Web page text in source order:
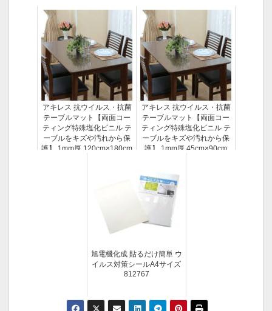
アキレス 抗ウイルス・抗菌
テーブルマット【両面コー
ティング特殊塩化ビニル テ
ーブルをキズや汚れから保
護】 1mm厚 120cm×180cm
アキレス 抗ウイルス・抗菌
テーブルマット【両面コー
ティング特殊塩化ビニル テ
ーブルをキズや汚れから保
護】 1mm厚 45cm×90cm
旭電機化成 貼るだけ簡単 ウ
イルス対策シールA4サイズ
812767